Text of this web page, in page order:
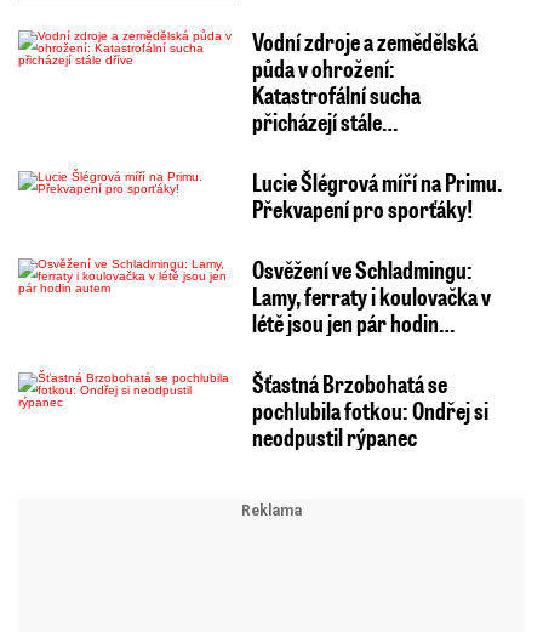
Vodní zdroje a zemědělská
půda v ohrožení:
Katastrofální sucha
přicházejí stále…
Lucie Šlégrová míří na Primu.
Překvapení pro sporťáky!
Osvěžení ve Schladmingu:
Lamy, ferraty i koulovačka v
létě jsou jen pár hodin…
Šťastná Brzobohatá se
pochlubila fotkou: Ondřej si
neodpustil rýpanec